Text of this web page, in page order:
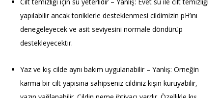
yapılabilir ancak toniklerle desteklenmesi cildimizin pH’ını
denegeleyecek ve asit seviyesini normale döndürüp
destekleyecektir.
Yaz ve kış cilde aynı bakım uygulanabilir – Yanlış: Örneğin
karma bir cilt yapısına sahipseniz cildiniz kışın kuruyabilir,